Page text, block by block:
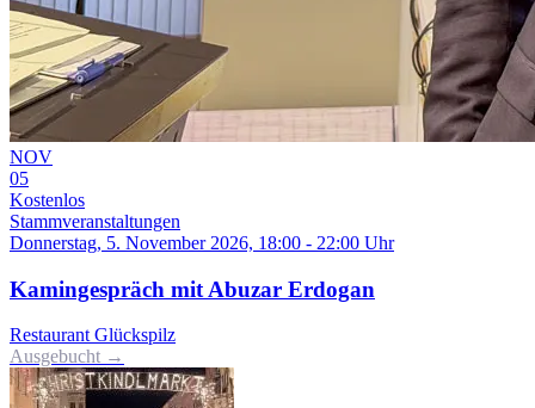
NOV
05
Kostenlos
Stammveranstaltungen
Donnerstag, 5. November 2026, 18:00 - 22:00 Uhr
Kamingespräch mit Abuzar Erdogan
Restaurant Glückspilz
Ausgebucht →